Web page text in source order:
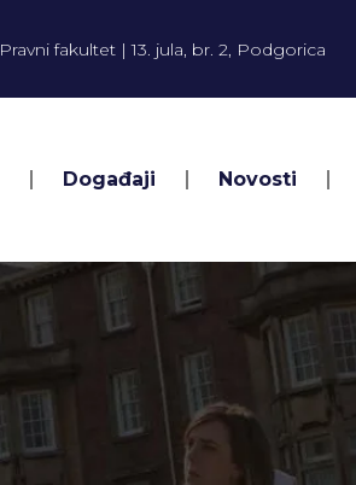
Pravni fakultet | 13. jula, br. 2, Podgorica
Događaji Novosti